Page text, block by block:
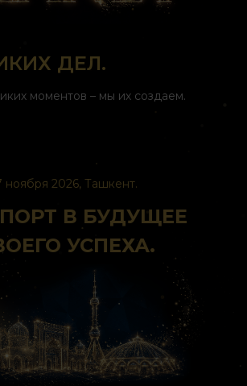
ДЕЛ.
моментов – мы их создаем.
ноября 2026, Ташкент.
В БУДУЩЕЕ
УСПЕХА.